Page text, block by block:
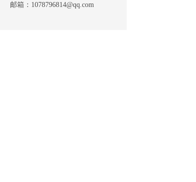
邮箱：1078796814@qq.com